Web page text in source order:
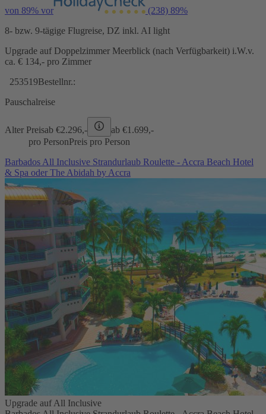
von 89% vor (238) 89%
8- bzw. 9-tägige Flugreise, DZ inkl. AI light
Upgrade auf Doppelzimmer Meerblick (nach Verfügbarkeit) i.W.v.
ca. € 134,- pro Zimmer
253519Bestellnr.:
Pauschalreise
Alter Preisab €2.296,- ab €1.699,-
pro PersonPreis pro Person
Barbados All Inclusive Strandurlaub Roulette - Accra Beach Hotel
& Spa oder The Abidah by Accra
Upgrade auf All Inclusive